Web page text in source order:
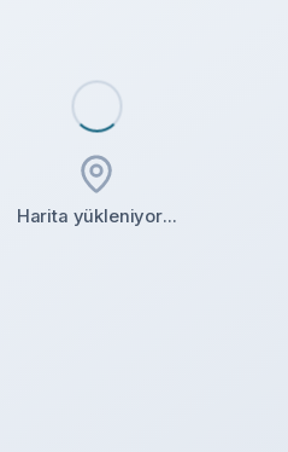
Harita yükleniyor...